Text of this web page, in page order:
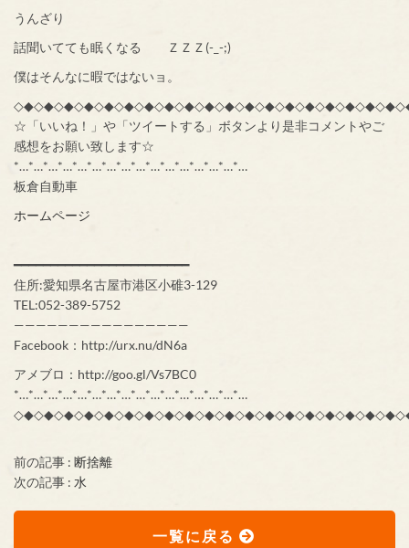
うんざり
話聞いてても眠くなる ＺＺＺ(-_-;)
僕はそんなに暇ではないョ。
☆「いいね！」や「ツイートする」ボタンより是非コメントやご
感想をお願い致します☆
*…*…*…*…*…*…*…*…*…*…*…*…*…*…*…*…
板倉自動車
ホームページ
━━━━━━━━━━━━━━━━━━━━━━━━
住所:愛知県名古屋市港区小碓3-129
TEL:052-389-5752
————————————————
Facebook：http://urx.nu/dN6a
アメブロ：http://goo.gl/Vs7BC0
*…*…*…*…*…*…*…*…*…*…*…*…*…*…*…*…
前の記事 : 断捨離
次の記事 : 水
一覧に戻る